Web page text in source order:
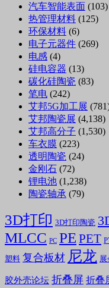
汽车智能表面 (103)
热管理材料 (125)
环保材料 (6)
电子元器件 (269)
电感 (4)
硅电容器 (13)
碳化硅陶瓷 (83)
笔电 (242)
艾邦5G加工展
艾邦陶瓷展 (4,138)
艾邦高分子 (1,530)
车衣膜 (223)
透明陶瓷 (24)
金刚石 (72)
锂电池 (1,238)
陶瓷轴承 (79)
3D打印 3D打印陶瓷
MLCC PC PE PET
塑料 复合板材 尼龙
胶外壳论坛 折叠屏 折叠